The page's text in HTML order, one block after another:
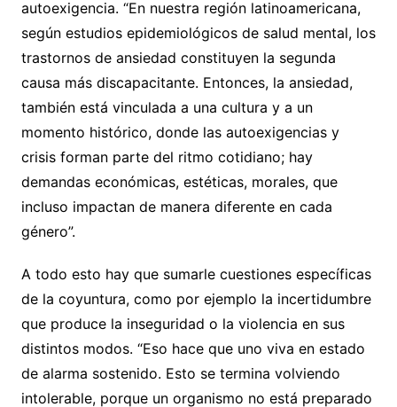
autoexigencia. “En nuestra región latinoamericana,
según estudios epidemiológicos de salud mental, los
trastornos de ansiedad constituyen la segunda
causa más discapacitante. Entonces, la ansiedad,
también está vinculada a una cultura y a un
momento histórico, donde las autoexigencias y
crisis forman parte del ritmo cotidiano; hay
demandas económicas, estéticas, morales, que
incluso impactan de manera diferente en cada
género”.
A todo esto hay que sumarle cuestiones específicas
de la coyuntura, como por ejemplo la incertidumbre
que produce la inseguridad o la violencia en sus
distintos modos. “Eso hace que uno viva en estado
de alarma sostenido. Esto se termina volviendo
intolerable, porque un organismo no está preparado